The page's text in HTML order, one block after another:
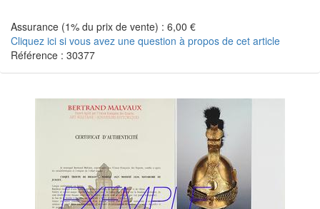
Assurance (1% du prix de vente) : 6,00 €
Cliquez ici si vous avez une question à propos de cet article
Référence : 30377